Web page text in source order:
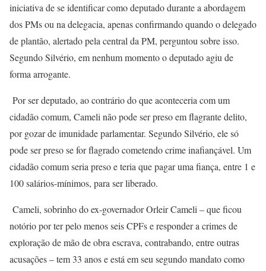
iniciativa de se identificar como deputado durante a abordagem
dos PMs ou na delegacia, apenas confirmando quando o delegado
de plantão, alertado pela central da PM, perguntou sobre isso.
Segundo Silvério, em nenhum momento o deputado agiu de
forma arrogante.
Por ser deputado, ao contrário do que aconteceria com um
cidadão comum, Cameli não pode ser preso em flagrante delito,
por gozar de imunidade parlamentar. Segundo Silvério, ele só
pode ser preso se for flagrado cometendo crime inafiançável. Um
cidadão comum seria preso e teria que pagar uma fiança, entre 1 e
100 salários-mínimos, para ser liberado.
Cameli, sobrinho do ex-governador Orleir Cameli – que ficou
notório por ter pelo menos seis CPFs e responder a crimes de
exploração de mão de obra escrava, contrabando, entre outras
acusações – tem 33 anos e está em seu segundo mandato como